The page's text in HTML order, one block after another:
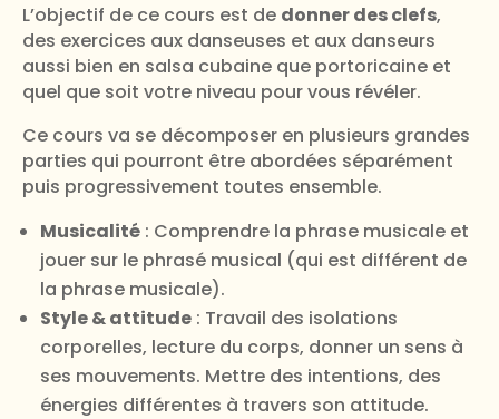
L’objectif de ce cours est de donner des clefs,
des exercices aux danseuses et aux danseurs
aussi bien en salsa cubaine que portoricaine et
quel que soit votre niveau pour vous révéler.
Ce cours va se décomposer en plusieurs grandes
parties qui pourront être abordées séparément
puis progressivement toutes ensemble.
Musicalité : Comprendre la phrase musicale et
jouer sur le phrasé musical (qui est différent de
la phrase musicale).
Style & attitude : Travail des isolations
corporelles, lecture du corps, donner un sens à
ses mouvements. Mettre des intentions, des
énergies différentes à travers son attitude.